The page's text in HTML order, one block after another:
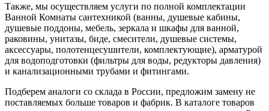
Также, мы осуществляем услуги по полной комплектации
Ванной Комнаты сантехникой (ванны, душевые кабины,
душевые поддоны, мебель, зеркала и шкафы для ванной,
раковины, унитазы, биде, смесители, душевые системы,
аксессуары, полотенцесушители, комплектующие), арматурой
для водоподготовки (фильтры для воды, редукторы давления)
и канализационными трубами и фитингами.
Подберем аналоги со склада в России, предложим замену не
поставляемых больше товаров и фабрик. В каталоге товаров